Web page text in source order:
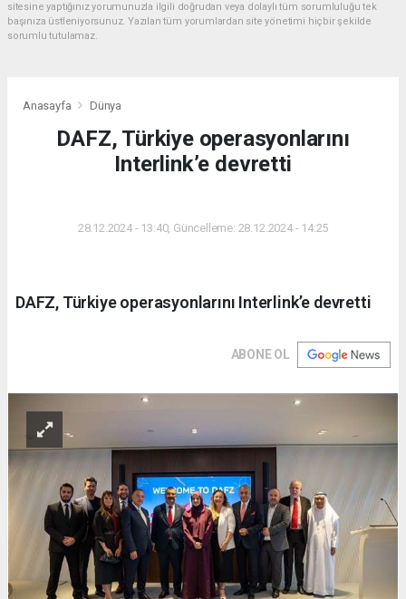
sitesine yaptığınız yorumunuzla ilgili doğrudan veya dolaylı tüm sorumluluğu tek
başınıza üstleniyorsunuz. Yazılan tüm yorumlardan site yönetimi hiçbir şekilde
sorumlu tutulamaz.
Anasayfa Dünya
DAFZ, Türkiye operasyonlarını
Interlink’e devretti
28.12.2024 - 13:40, Güncelleme: 28.12.2024 - 14:25
DAFZ, Türkiye operasyonlarını Interlink’e devretti
ABONE OL